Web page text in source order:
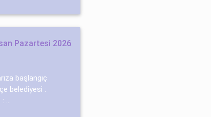
Pazartesi 2026
başlangıç
belediyesi :